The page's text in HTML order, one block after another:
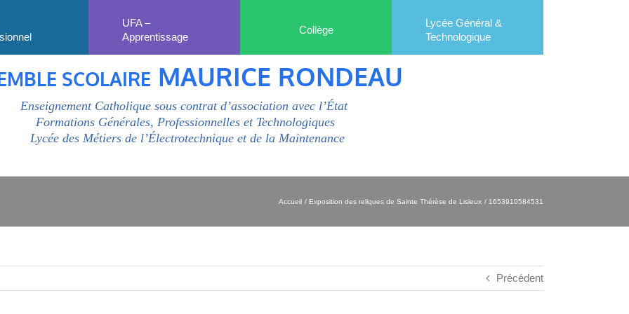
UFA –
Apprentissage
Collège
Lycée Général &
Technologique
SCOLAIRE MAURICE RONDEAU
Enseignement Catholique sous contrat d’association avec l’État
Formations Générales, Professionnelles et Technologiques
Lycée des Métiers de l’Électrotechnique et de la Maintenance
Accueil Exposition des reliques de Sainte Thérèse de Lisieux 1653910584531
Précédent